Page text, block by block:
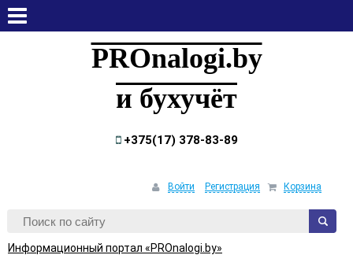
PROnalogi.by
и бухучёт
+375(17) 378-83-89
Войти Регистрация Корзина
Информационный портал «PROnalogi.by»